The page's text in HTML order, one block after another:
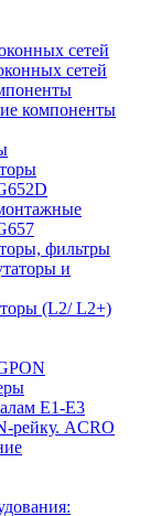
сетей
сетей
компоненты
фильтры
и
(L2/ L2+)
E1-E3
рейку. ACRO